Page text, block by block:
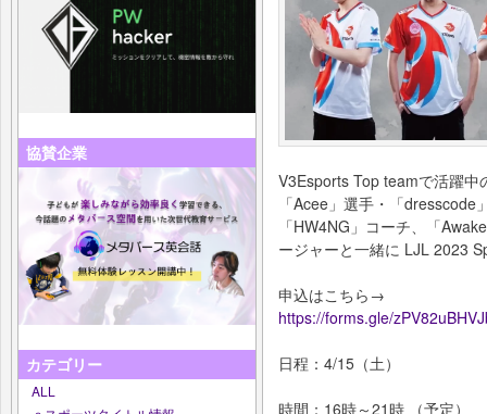
協賛企業
カテゴリー
ALL
V3Esports Top teamで活躍中
「Acee」選手・「
「HW4NG」コーチ、「
ージャーと一緒に LJL 2023
申込はこちら→
https://forms.gle/
日程：4/15（土）
時間：16時～21時 （予定）